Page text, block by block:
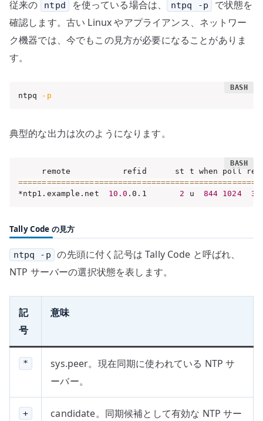
従来の ntpd を使っている場合は、 ntpq -p
で状態を
確認します。古い Linux やアプライアンス、ネットワー
ク機器では、今でもこの見方が必要になることがありま
す。
ntpq -p
典型的な出力は次のようになります。
==================================================
*ntp1.example.net 10.0 .0.1 2 u 844 1024
Tally Code の見方
ntpq -p
の先頭に付く記号は Tally Code と呼ばれ、
NTP サーバーの選択状態を表します。
記
号
意味
*
sys.peer。現在同期に使われている NTP サ
ーバー。
+
candidate。同期候補として有効な NTP サー